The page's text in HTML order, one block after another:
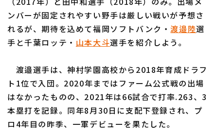
ンバーが固定されやすい野手は厳しい戦いが予想さ
れるが、期待を込めて福岡ソフトバンク・渡邉陸選
手と千葉ロッテ・ 山本大斗選手を紹介しよう。
渡邉選手は、神村学園高校から2018年育成ドラフ
ト1位で入団。2020年まではファーム公式戦の出場
はなかったものの、2021年は66試合で打率.263、3
本塁打を記録。同年8月30日に支配下登録され、プ
ロ4年目の昨季、一軍デビューを果たした。